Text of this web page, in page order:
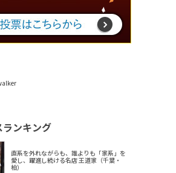
ランキング
直系を外れながらも、誰よりも「家系」を
愛し、躍進し続ける名店 王道家（千葉・
柏）